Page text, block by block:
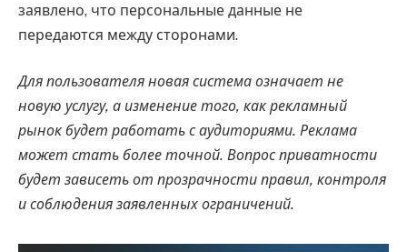
заявлено, что персональные данные не
передаются между сторонами.
Для пользователя новая система означает не
новую услугу, а изменение того, как рекламный
рынок будет работать с аудиториями. Реклама
может стать более точной. Вопрос приватности
будет зависеть от прозрачности правил, контроля
и соблюдения заявленных ограничений.